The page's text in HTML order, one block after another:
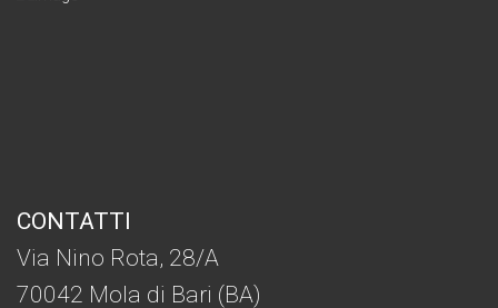
CONTATTI
Via Nino Rota, 28/A
70042 Mola di Bari (BA)